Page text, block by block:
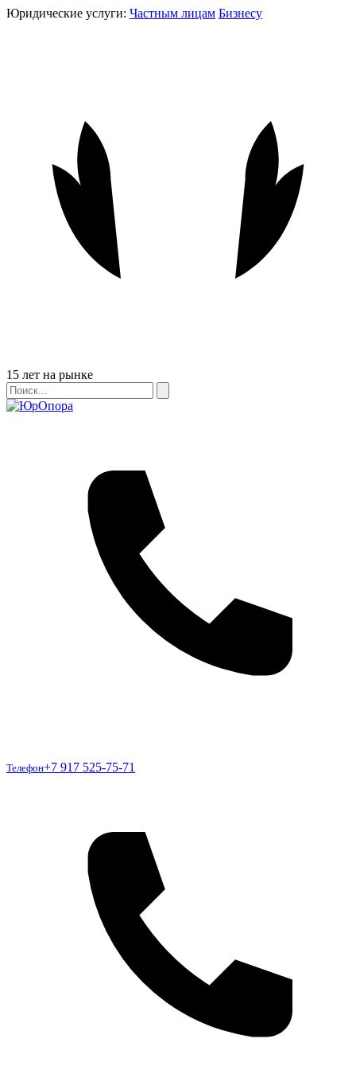
Юридические услуги: Частным лицам Бизнесу
Бейдж
15 лет на рынке
Поиск
Поиск
Телефон
Телефон+7 917 525-75-71